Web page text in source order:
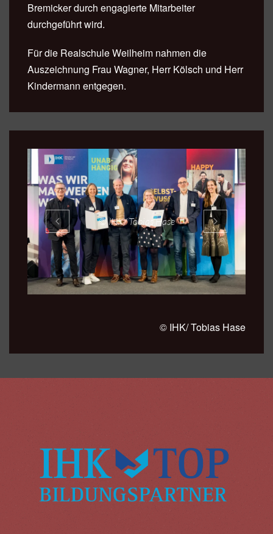
Bremicker durch engagierte Mitarbeiter
durchgeführt wird.
Für die Realschule Weilheim nahmen die
Auszeichnung Frau Wagner, Herr Kölsch und Herr
Kindermann entgegen.
© IHK/ Tobias Hase
© IHK/ Tobias Hase